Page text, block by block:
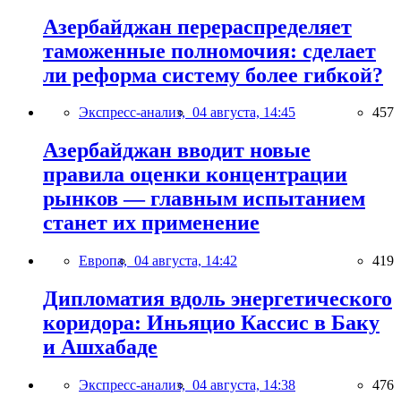
Азербайджан перераспределяет
таможенные полномочия: сделает
ли реформа систему более гибкой?
Экспресс-анализ, 04 августа, 14:45 457
Азербайджан вводит новые
правила оценки концентрации
рынков — главным испытанием
станет их применение
Европа, 04 августа, 14:42 419
Дипломатия вдоль энергетического
коридора: Иньяцио Кассис в Баку
и Ашхабаде
Экспресс-анализ, 04 августа, 14:38 476